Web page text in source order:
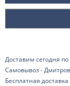
Доставим сегодня
Самовывоз -
Бесплатная